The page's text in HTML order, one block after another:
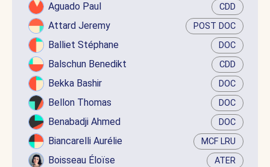
Aguado Paul CDD
Attard Jeremy POST DOC
Balliet Stéphane DOC
Balschun Benedikt CDD
Bekka Bashir DOC
Bellon Thomas DOC
Benabadji Ahmed DOC
Biancarelli Aurélie MCF LRU
Boisseau Éloïse ATER